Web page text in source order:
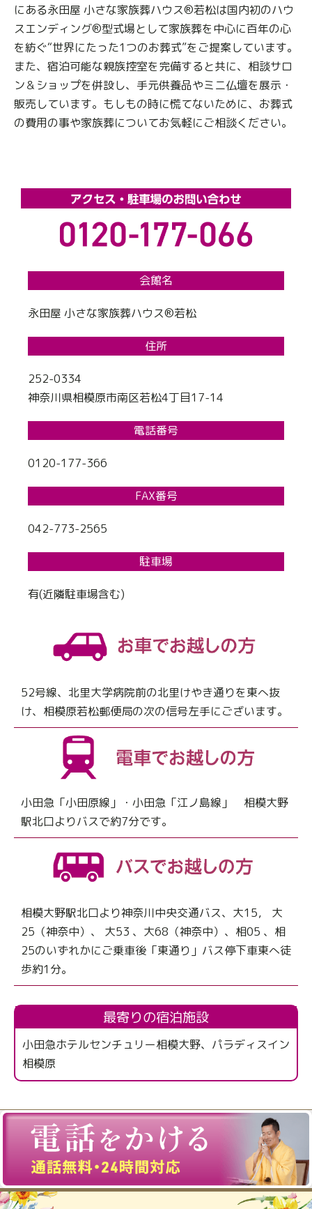
にある永田屋 小さな家族葬ハウス®若松は国内初のハウ
スエンディング®型式場として家族葬を中心に百年の心
を紡ぐ“世界にたった1つのお葬式”をご提案しています。
また、宿泊可能な親族控室を完備すると共に、相談サロ
ン＆ショップを併設し、手元供養品やミニ仏壇を展示・
販売しています。もしもの時に慌てないために、お葬式
の費用の事や家族葬についてお気軽にご相談ください。
会館名
永田屋 小さな家族葬ハウス®若松
住所
252-0334
神奈川県相模原市南区若松4丁目17-14
電話番号
0120-177-366
FAX番号
042-773-2565
駐車場
有(近隣駐車場含む)
52号線、北里大学病院前の北里けやき通りを東へ抜
け、相模原若松郵便局の次の信号左手にございます。
小田急「小田原線」・小田急「江ノ島線」 相模大野
駅北口よりバスで約7分です。
相模大野駅北口より神奈川中央交通バス、大15， 大
25（神奈中）、 大53 、大68（神奈中）、相05 、相
25のいずれかにご乗車後「東通り」バス停下車東へ徒
歩約1分。
最寄りの宿泊施設
小田急ホテルセンチュリー相模大野、パラディスイン
相模原